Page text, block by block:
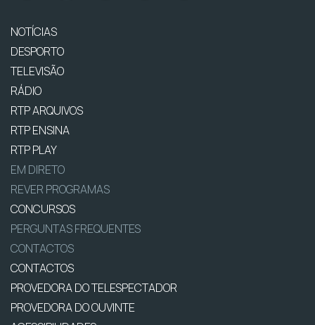
NOTÍCIAS
DESPORTO
TELEVISÃO
RÁDIO
RTP ARQUIVOS
RTP ENSINA
RTP PLAY
EM DIRETO
REVER PROGRAMAS
CONCURSOS
PERGUNTAS FREQUENTES
CONTACTOS
CONTACTOS
PROVEDORA DO TELESPECTADOR
PROVEDORA DO OUVINTE